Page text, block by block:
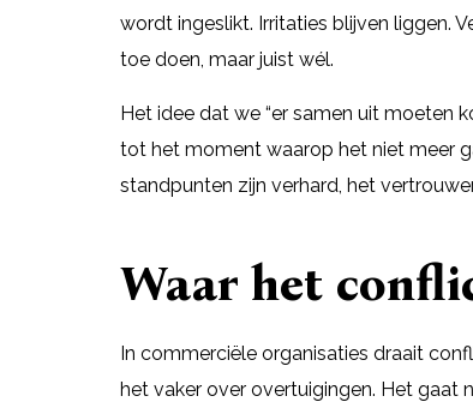
wordt ingeslikt. Irritaties blijven liggen.
toe doen, maar juist wél.
Het idee dat we “er samen uit moeten
tot het moment waarop het niet meer
standpunten zijn verhard, het
Waar het
In commerciële organisaties draait
het vaker over overtuigingen. Het gaat